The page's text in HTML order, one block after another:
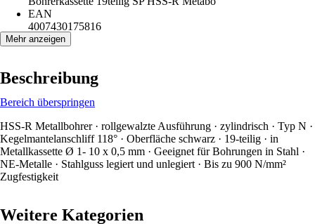
EAN
4007430175816
Mehr anzeigen
Beschreibung
Bereich überspringen
HSS-R Metallbohrer · rollgewalzte Ausführung · zylindrisch · Typ N ·
Kegelmantelanschliff 118° · Oberfläche schwarz · 19-teilig · in
Metallkassette Ø 1- 10 x 0,5 mm · Geeignet für Bohrungen in Stahl ·
NE-Metalle · Stahlguss legiert und unlegiert · Bis zu 900 N/mm²
Zugfestigkeit
Weitere Kategorien